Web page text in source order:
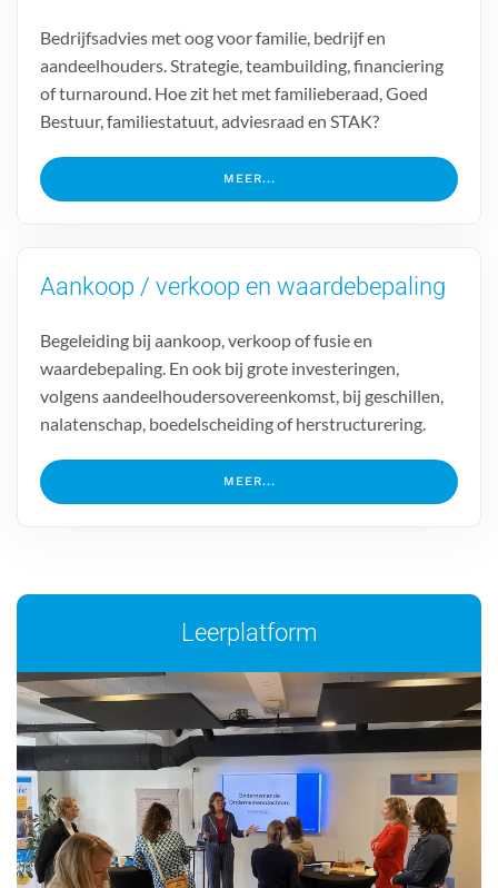
Bedrijfsadvies met oog voor familie, bedrijf en
aandeelhouders. Strategie, teambuilding, financiering
of turnaround. Hoe zit het met familieberaad, Goed
Bestuur, familiestatuut, adviesraad en STAK?
MEER...
Aankoop / verkoop en waardebepaling
Begeleiding bij aankoop, verkoop of fusie en
waardebepaling. En ook bij grote investeringen,
volgens aandeelhoudersovereenkomst, bij geschillen,
nalatenschap, boedelscheiding of herstructurering.
MEER...
Leerplatform